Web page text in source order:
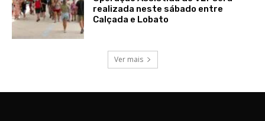
realizada neste sábado entre
Calçada e Lobato
Ver mais